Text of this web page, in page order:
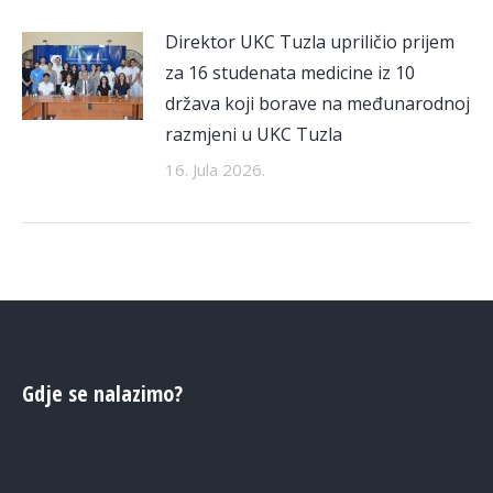
Direktor UKC Tuzla upriličio prijem
za 16 studenata medicine iz 10
država koji borave na međunarodnoj
razmjeni u UKC Tuzla
16. Jula 2026.
Gdje se nalazimo?